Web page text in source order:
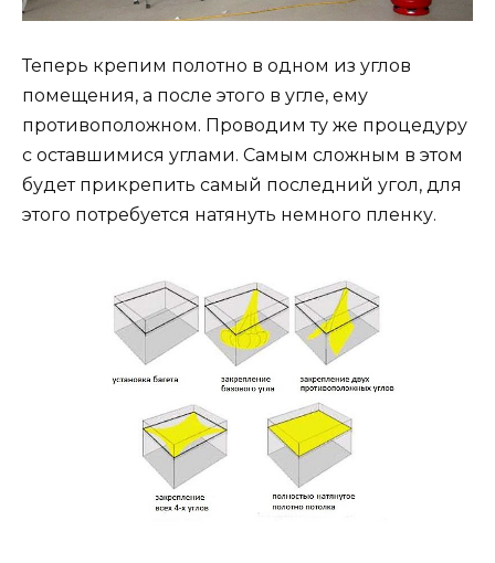
Теперь крепим полотно в одном из углов
помещения, а после этого в угле, ему
противоположном. Проводим ту же процедуру
с оставшимися углами. Самым сложным в этом
будет прикрепить самый последний угол, для
этого потребуется натянуть немного пленку.